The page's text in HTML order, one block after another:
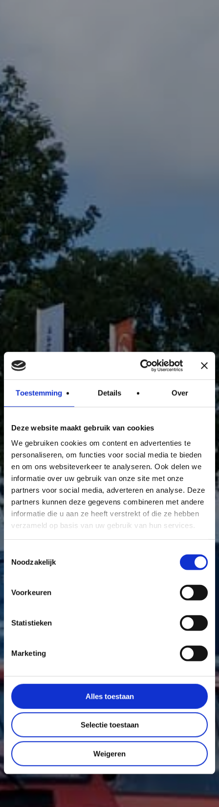
Toestemming Details Over
Deze website maakt gebruik van cookies
We gebruiken cookies om content en advertenties te
personaliseren, om functies voor social media te bieden
en om ons websiteverkeer te analyseren. Ook delen we
informatie over uw gebruik van onze site met onze
partners voor social media, adverteren en analyse. Deze
partners kunnen deze gegevens combineren met andere
informatie die u aan ze heeft verstrekt of die ze hebben
verzameld op basis van uw gebruik van hun services.
Toestemmingsselectie
Noodzakelijk
Voorkeuren
Statistieken
Marketing
Alles toestaan
Selectie toestaan
Weigeren